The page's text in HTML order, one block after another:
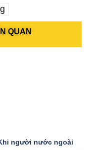
QUAN
người nước ngoài